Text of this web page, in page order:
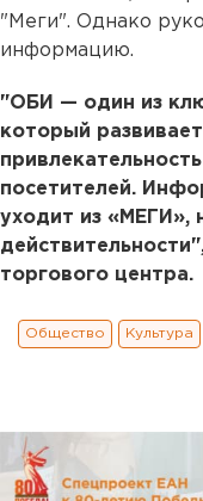
"Меги". Однако
информацию.
"ОБИ — один из
который
посетителей.
уходит из «МЕГИ»,
торгового центра.
Общество Культура